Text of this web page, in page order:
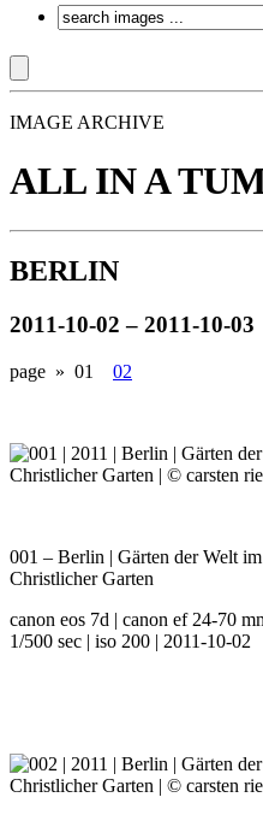
IMAGE ARCHIVE
ALL IN A
BERLIN
2011-10-02 – 2011-10-03
page » 01 02
001 – Berlin | Gärten der Welt
Christlicher Garten
canon eos 7d | canon ef 24-70
1/500 sec | iso 200 | 2011-10-02